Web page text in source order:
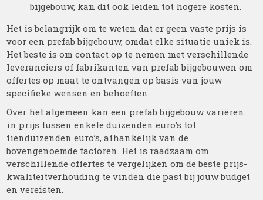
bijgebouw, kan dit ook leiden tot hogere kosten.
Het is belangrijk om te weten dat er geen vaste prijs is
voor een prefab bijgebouw, omdat elke situatie uniek is.
Het beste is om contact op te nemen met verschillende
leveranciers of fabrikanten van prefab bijgebouwen om
offertes op maat te ontvangen op basis van jouw
specifieke wensen en behoeften.
Over het algemeen kan een prefab bijgebouw variëren
in prijs tussen enkele duizenden euro’s tot
tienduizenden euro’s, afhankelijk van de
bovengenoemde factoren. Het is raadzaam om
verschillende offertes te vergelijken om de beste prijs-
kwaliteitverhouding te vinden die past bij jouw budget
en vereisten.